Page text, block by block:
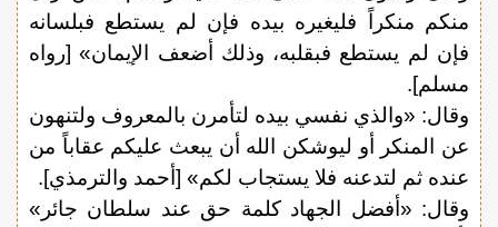
منكم منكراً فليغيره بيده فإن لم يستطع فبلسانه
فإن لم يستطع فبقلبه، وذلك أضعف الإيمان» [رواه
مسلم].
وقال: «والذي نفسي بيده لتأمرن بالمعروف ولتنهون
عن المنكر أو ليوشكن الله أن يبعث عليكم عقاباً من
عنده ثم لتدعنه فلا يستجاب لكم» [أحمد والترمذي].
وقال: «أفضل الجهاد كلمة حق عند سلطان جائر»